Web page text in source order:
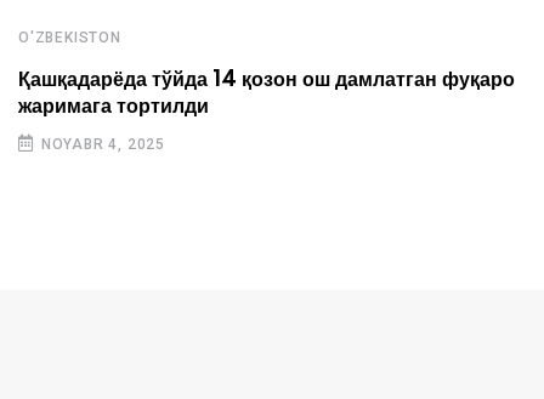
O'ZBEKISTON
Қашқадарёда тўйда 14 қозон ош дамлатган фуқаро
жаримага тортилди
NOYABR 4, 2025